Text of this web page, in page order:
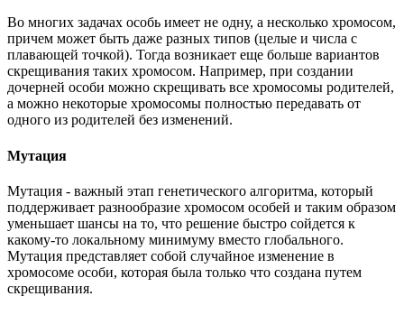
Во многих задачах особь имеет не одну, а несколько хромосом,
причем может быть даже разных типов (целые и числа с
плавающей точкой). Тогда возникает еще больше вариантов
скрещивания таких хромосом. Например, при создании
дочерней особи можно скрещивать все хромосомы родителей,
а можно некоторые хромосомы полностью передавать от
одного из родителей без изменений.
Мутация
Мутация - важный этап генетического алгоритма, который
поддерживает разнообразие хромосом особей и таким образом
уменьшает шансы на то, что решение быстро сойдется к
какому-то локальному минимуму вместо глобального.
Мутация представляет собой случайное изменение в
хромосоме особи, которая была только что создана путем
скрещивания.